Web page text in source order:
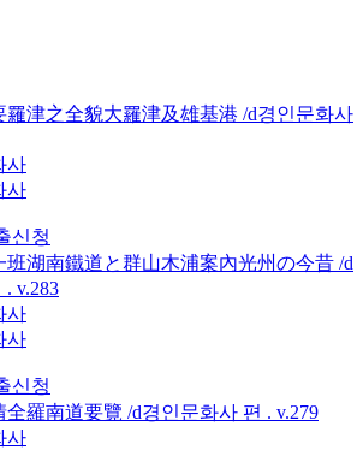
羅津之全貌大羅津及雄基港 /d경인문화사
사
사
신청
班湖南鐵道と群山木浦案內光州の今昔 /d
v.283
사
사
신청
羅南道要覽 /d경인문화사 편 . v.279
사